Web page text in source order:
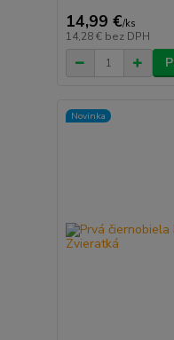
14,99 €/ks
14,28 € bez DPH
Novinka